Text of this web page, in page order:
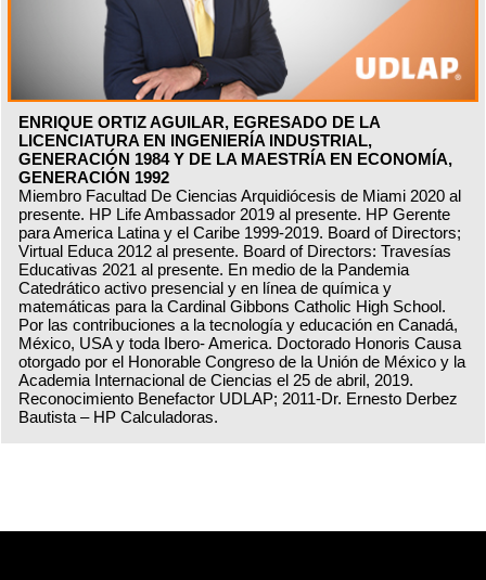
ENRIQUE ORTIZ AGUILAR, EGRESADO DE LA
LICENCIATURA EN INGENIERÍA INDUSTRIAL,
GENERACIÓN 1984 Y DE LA MAESTRÍA EN ECONOMÍA,
GENERACIÓN 1992
Miembro Facultad De Ciencias Arquidiócesis de Miami 2020 al
presente. HP Life Ambassador 2019 al presente. HP Gerente
para America Latina y el Caribe 1999-2019. Board of Directors;
Virtual Educa 2012 al presente. Board of Directors: Travesías
Educativas 2021 al presente. En medio de la Pandemia
Catedrático activo presencial y en línea de química y
matemáticas para la Cardinal Gibbons Catholic High School.
Por las contribuciones a la tecnología y educación en Canadá,
México, USA y toda Ibero- America. Doctorado Honoris Causa
otorgado por el Honorable Congreso de la Unión de México y la
Academia Internacional de Ciencias el 25 de abril, 2019.
Reconocimiento Benefactor UDLAP; 2011-Dr. Ernesto Derbez
Bautista – HP Calculadoras.